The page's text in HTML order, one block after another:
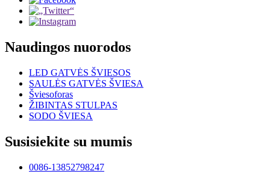
Naudingos nuorodos
LED GATVĖS ŠVIESOS
SAULĖS GATVĖS ŠVIESA
Šviesoforas
ŽIBINTAS STULPAS
SODO ŠVIESA
Susisiekite su mumis
0086-13852798247